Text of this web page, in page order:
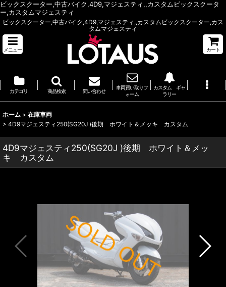
ビックスクーター,中古バイク,4D9,マジェスティ,,カスタムビックスクータ
ー,カスタムマジェスティ
ビックスクーター,中古バイク,4D9,マジェスティ,,カスタムビックスクーター,カス
タムマジェスティ
メニュー カート
カテゴリ 商品検索 問い合わせ
車両買い取りフ
ォーム
カスタム ギャ
ラリー
ホーム > 在庫車両
> 4D9マジェスティ250(SG20J )後期 ホワイト＆メッキ カスタム
4D9マジェスティ250(SG20J )後期 ホワイト＆メッ
キ カスタム